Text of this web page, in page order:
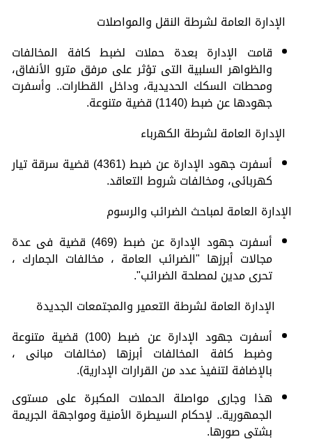
الإدارة العامة لشرطة النقل والمواصلات
قامت الإدارة بعدة حملات لضبط كافة المخالفات
والظواهر السلبية التى تؤثر على مرفق مترو الأنفاق،
ومحطات السكك الحديدية، وداخل القطارات.. وأسفرت
جهودها عن ضبط (1140) قضية متنوعة.
الإدارة العامة لشرطة الكهرباء
أسفرت جهود الإدارة عن ضبط (4361) قضية سرقة تيار
كهربائى، ومخالفات شروط التعاقد.
الإدارة العامة لمباحث الضرائب والرسوم
أسفرت جهود الإدارة عن ضبط (469) قضية فى عدة
مجالات أبرزها "الضرائب العامة ، مخالفات الجمارك ،
تحرى مدين لمصلحة الضرائب".
الإدارة العامة لشرطة التعمير والمجتمعات الجديدة
أسفرت جهود الإدارة عن ضبط (100) قضية متنوعة
وضبط كافة المخالفات أبرزها (مخالفات مبانى ،
بالإضافة لتنفيذ عدد من القرارات الإدارية).
هذا وجارى مواصلة الحملات المكبرة على مستوى
الجمهورية.. لإحكام السيطرة الأمنية ومواجهة الجريمة
بشتى صورها.